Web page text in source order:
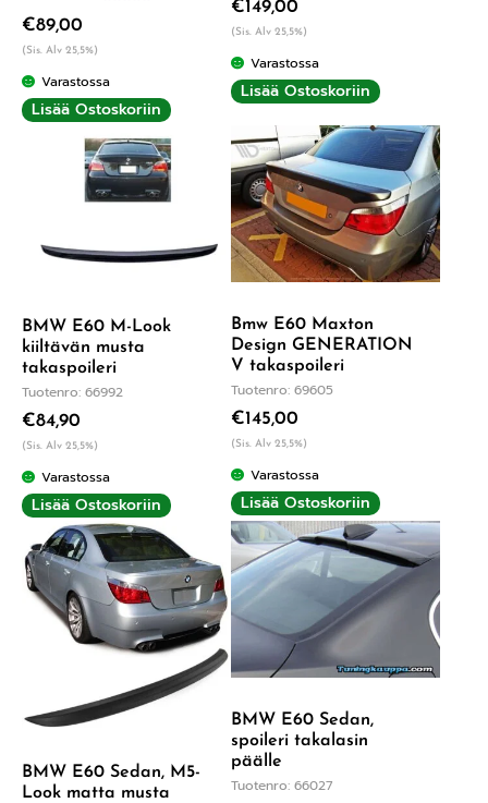
€89,00
(Sis. Alv 25,5%)
Varastossa
Lisää Ostoskoriin
€149,00
(Sis. Alv 25,5%)
Varastossa
Lisää Ostoskoriin
BMW E60 M-Look
kiiltävän musta
takaspoileri
Tuotenro: 66992
€84,90
(Sis. Alv 25,5%)
Varastossa
Lisää Ostoskoriin
Bmw E60 Maxton
Design GENERATION
V takaspoileri
Tuotenro: 69605
€145,00
(Sis. Alv 25,5%)
Varastossa
Lisää Ostoskoriin
BMW E60 Sedan, M5-
Look matta musta
BMW E60 Sedan,
spoileri takalasin
päälle
Tuotenro: 66027